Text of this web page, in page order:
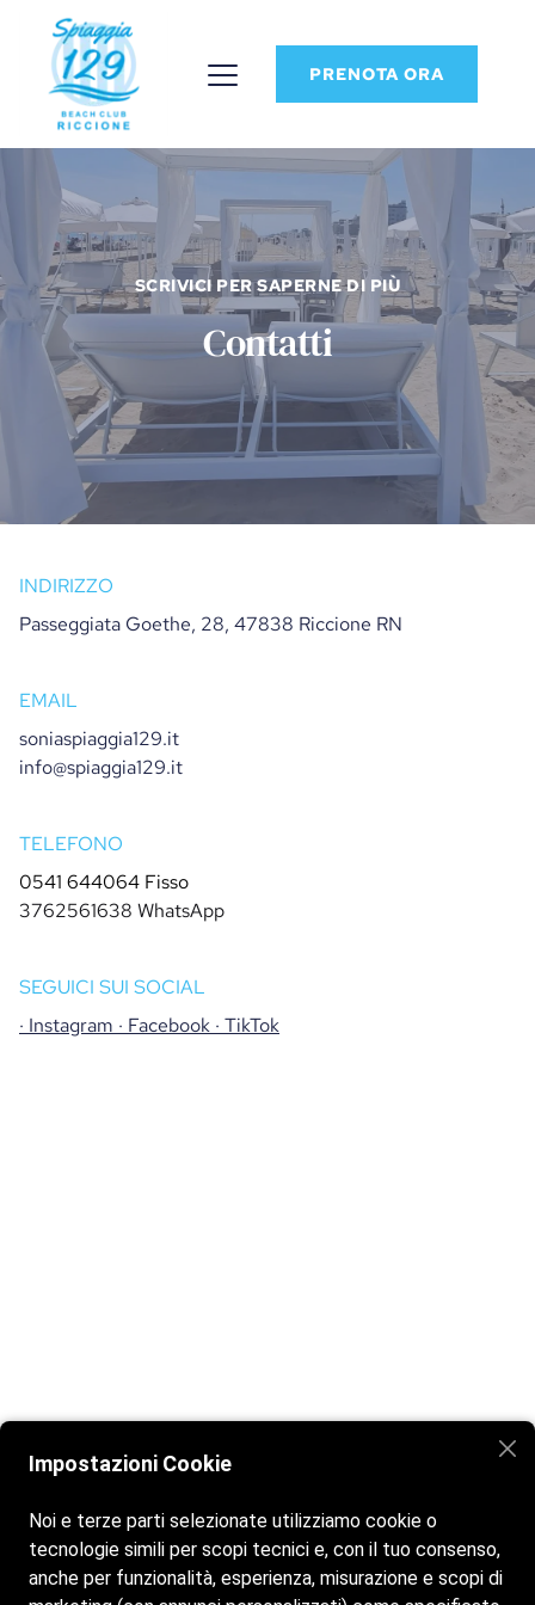
PRENOTA ORA
SCRIVICI PER SAPERNE DI PIÙ
Contatti
INDIRIZZO
Passeggiata Goethe, 28, 47838 Riccione RN
EMAIL
soniaspiaggia129.it
info@spiaggia129.it
TELEFONO
0541 644064 Fisso
3762561638 WhatsApp
SEGUICI SUI SOCIAL
· Instagram · Facebook · TikTok
Impostazioni Cookie
Noi e terze parti selezionate utilizziamo cookie o
tecnologie simili per scopi tecnici e, con il tuo consenso,
anche per funzionalità, esperienza, misurazione e scopi di